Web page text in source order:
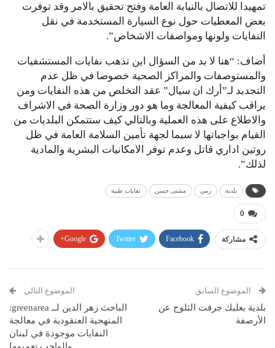
تمهيدا للاتصال بالنيابة العامة وفتح تحقيق بالامر وقد توفرت
بعض المعطيات حول نوع السيارة المستخدمة في نقل
النفايات ولونها ومواصفات الاشخاص”.
أضاف: “هنا لا بد من السؤال اين تذهب نفايات المستشفيات
والمستوصفات والمراكز الصحية خصوصا في ظل عدم
التجديد لـ”أرك ان سيال” عقد التخلص من هذه النفايات ومن
يراقب كيفية المعالجة وما هو دور وزارة الصحة في الاشراف
والاطلاع على هذه العملية وبالتالي كيف ستتمكن البلديات من
القيام بواجباتها لا سيما لجهة تأمين السلامة العامة في ظل
روتين اداري قاتل وعدم توفر الامكانيات البشرية والمادية
لذلك”.
بلدية رمي مشتى حسن نفايات طبية
0
مشاركة Facebook
Twitter
Google+
الموضوع السابق
بلدية بعلبك جرفت الثلوج عن
الأرصفة
الموضوع التالي
الباحث زهر الدين لــ greenarea:
المنهجية العنقودية في معالجة
النفايات موجودة في لبنان